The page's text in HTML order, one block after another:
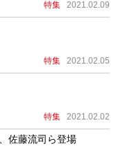
特集 2021.02.09
特集 2021.02.05
特集 2021.02.02
佐藤流司ら登場